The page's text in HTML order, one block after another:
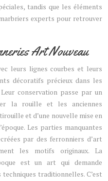
tandis que les éléments
experts pour retrouver
Art Nouveau
leurs lignes courbes et leurs
décoratifs précieux dans les
conservation passe par un
la rouille et les anciennes
et d’une nouvelle mise en
Les parties manquantes
par des ferronniers d’art
les motifs originaux. La
est un art qui demande
traditionnelles. C’est